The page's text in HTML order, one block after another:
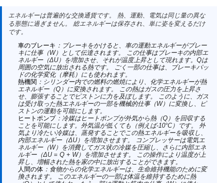
エネルギーは普遍的な交換通貨です。 熱、運動、電気は同じ量の異な
る形態に過ぎません。 総エネルギーは保存され、単に姿を変えるだけ
です。
車のブレーキ ：ブレーキをかけると、車の運動エネルギーがブレー
キに仕事（W）として伝達されます。 この仕事はブレーキの内部エ
ネルギー（ΔU）を増加させ、それが温度上昇として現れます。Qは
周囲の空気に放出される熱です。 ごく一部の仕事は、ブレーキパッ
ドの化学変化（摩耗）にも使われます。
熱機関 ：シリンダー内での燃料の燃焼により、化学エネルギーが熱
エネルギー（Q）に変換されます。 この熱はガスの圧力を上昇さ
せ、膨張することでピストンに力を及ぼします。 このように、ガス
は受け取った熱エネルギーの一部を機械的仕事（W）に変換し、ピ
ストンの運動を可能にします。
ヒートポンプ：冷媒はヒートポンプが外気から熱（Q）を回収する
ことを可能にします。外気温が低くても（例えば-10°C）です。 外
気より冷たい冷媒は、蒸発することでこの熱エネルギーを吸収し、
内部エネルギー（ΔU）を増加させます。 コンプレッサーは電気エ
ネルギー（W）を消費してガス状の冷媒を圧縮し、さらに内部エネ
ルギー（ΔU = Q + W）を増加させます。 この操作により温度が上
昇し、増幅された熱を家の中に放出することができます。
人間の体：食物からの化学エネルギーは、生命維持機能のために変
換されます。 このエネルギーの一部は体温を維持するために熱